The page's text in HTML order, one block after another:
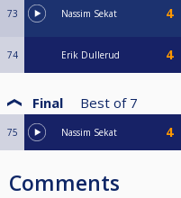
73 Nassim Sekat
74 Erik Dullerud
Final Best of 7
75 Nassim Sekat
Comments